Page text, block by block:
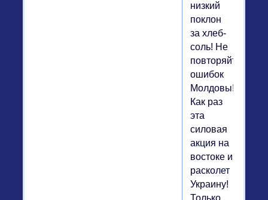
низкий
поклон
за хлеб-
соль! Не
повторяйте
ошибок
Молдовы!
Как раз
эта
силовая
акция на
востоке и
расколет
Украину!